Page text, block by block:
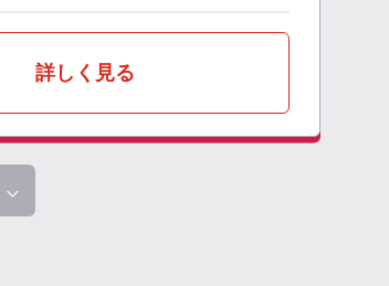
詳しく見る